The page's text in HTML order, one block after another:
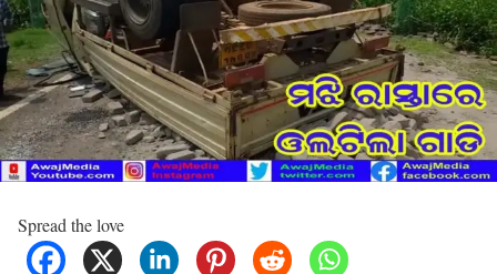
Spread the love